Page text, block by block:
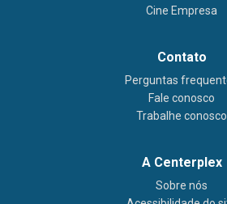
Cine Empresa
Contato
Perguntas
Fale conosco
Trabalhe conosco
A Centerplex
Sobre nós